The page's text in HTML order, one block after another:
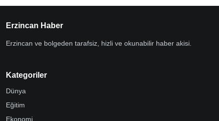
Erzincan Haber
Erzincan ve bolgeden tarafsiz, hizli ve okunabilir haber akisi.
Kategoriler
Dünya
Eğitim
Ekonomi